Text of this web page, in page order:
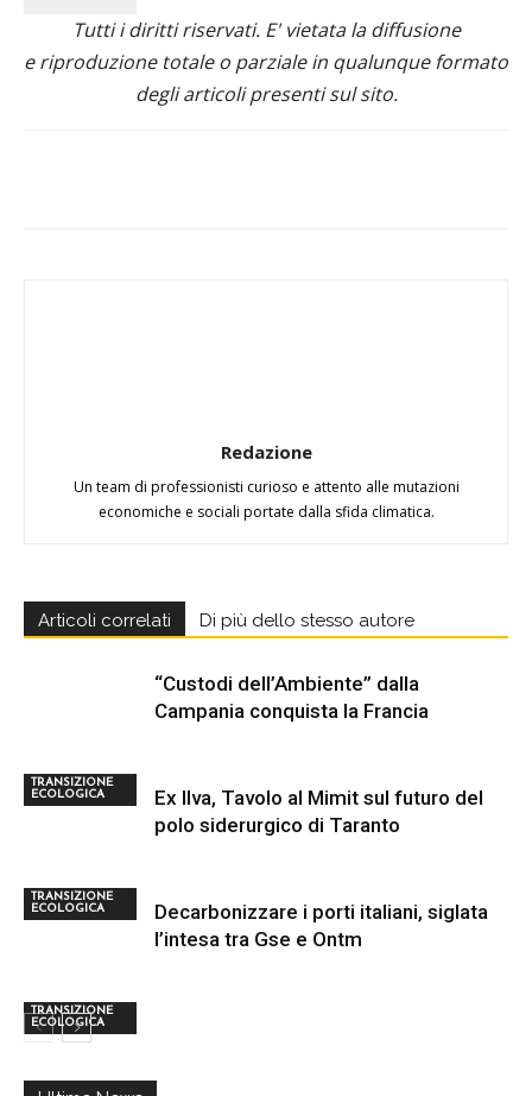
Tutti i diritti riservati. E' vietata la diffusione
e riproduzione totale o parziale in qualunque formato
degli articoli presenti sul sito.
Redazione
Un team di professionisti curioso e attento alle mutazioni
economiche e sociali portate dalla sfida climatica.
Articoli correlati Di più dello stesso autore
TRANSIZIONE
ECOLOGICA
“Custodi dell’Ambiente” dalla
Campania conquista la Francia
TRANSIZIONE
ECOLOGICA
Ex Ilva, Tavolo al Mimit sul futuro del
polo siderurgico di Taranto
TRANSIZIONE
ECOLOGICA
Decarbonizzare i porti italiani, siglata
l’intesa tra Gse e Ontm